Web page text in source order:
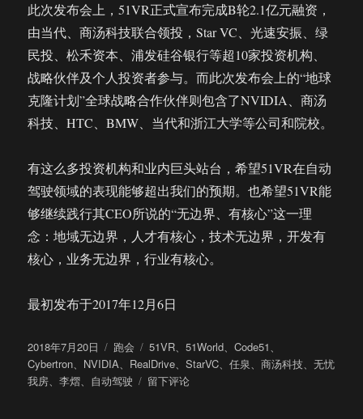
此次发布会上，51VR正式宣布完成B轮2.1亿元融资，
由当代、商汤科技联合领投，Star VC、光速安振、绿
民投、松禾资本、浦发硅谷银行等超10家投资机构、
战略伙伴及个人投资者参与。而此次发布会上的“地球
克隆计划”全球战略合作伙伴则包含了NVIDIA、商汤
科技、HTC、BMW、当代和浙江大学等公司和院校。
有这么多投资机构和业内巨头站台，希望51VR在自动
驾驶领域的表现能够超出我们的预期。也希望51VR能
够继续践行其CEO所说的“无边界、有核心”这一理
念：地域无边界，人才有核心，技术无边界，开发有
核心，业务无边界，行业有核心。
最初发布于2017年12月6日
发
布
于
2018年7月20日
分
类
跑会
标
签
51VR、51World、Code51、
Cybertron、 NVIDIA、 RealDrive、StarVC、任泉、商汤科技、无忧
我房、李熠、 自动驾驶
于
留下评论